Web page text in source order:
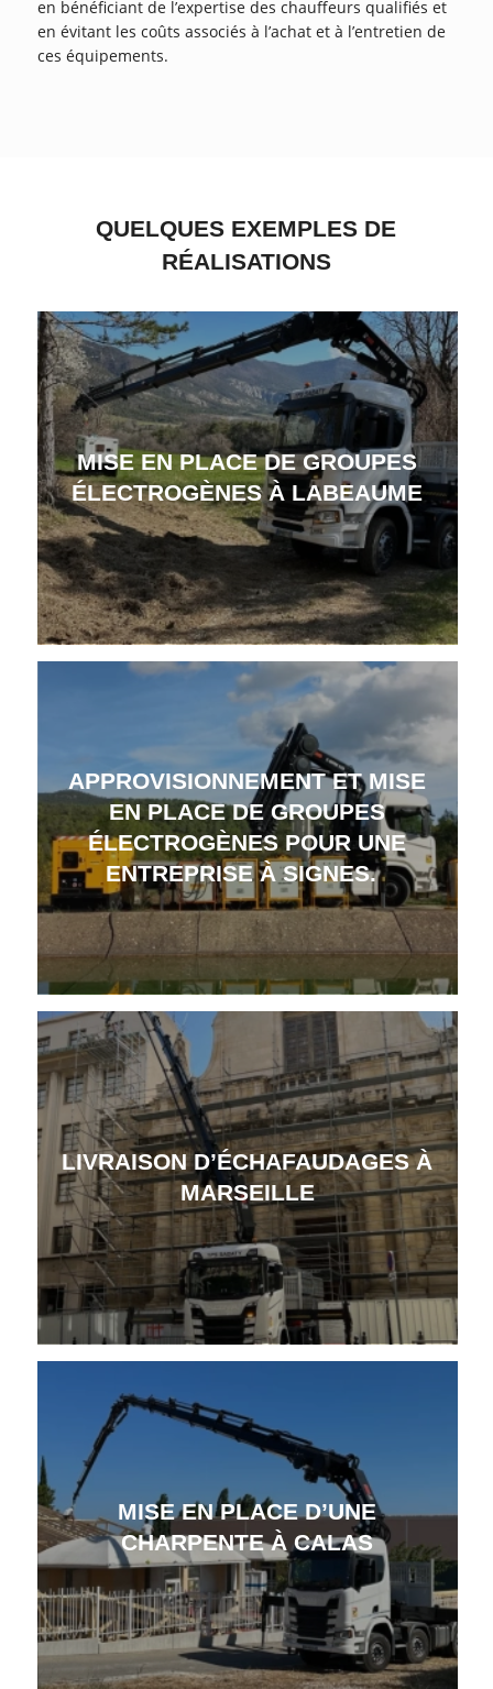
en bénéficiant de l’expertise des chauffeurs qualifiés et
en évitant les coûts associés à l’achat et à l’entretien de
ces équipements.
QUELQUES EXEMPLES DE
RÉALISATIONS
MISE EN PLACE DE GROUPES
ÉLECTROGÈNES À LABEAUME
APPROVISIONNEMENT ET MISE
EN PLACE DE GROUPES
ÉLECTROGÈNES POUR UNE
ENTREPRISE À SIGNES.
LIVRAISON D’ÉCHAFAUDAGES À
MARSEILLE
MISE EN PLACE D’UNE
CHARPENTE À CALAS